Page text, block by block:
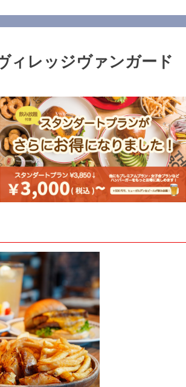
ィレッジヴァンガード